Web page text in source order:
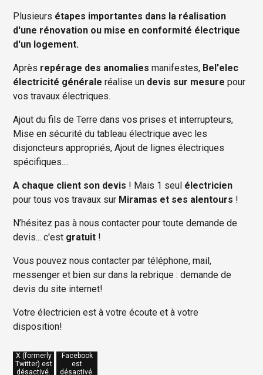
Plusieurs étapes importantes dans la réalisation
d'une rénovation ou mise en conformité électrique
d'un logement.
Après repérage des anomalies manifestes, Bel'elec
électricité générale réalise un devis sur mesure pour
vos travaux électriques.
Ajout du fils de Terre dans vos prises et interrupteurs,
Mise en sécurité du tableau électrique avec les
disjoncteurs appropriés, Ajout de lignes électriques
spécifiques....
A chaque client son devis ! Mais 1 seul électricien
pour tous vos travaux sur Miramas et ses alentours !
N’hésitez pas à nous contacter pour toute demande de
devis... c'est gratuit !
Vous pouvez nous contacter par téléphone, mail,
messenger et bien sur dans la rebrique : demande de
devis du site internet!
Votre électricien est à votre écoute et à votre
disposition!
X (formerly
Twitter) est
désactivé.
Facebook
est
désactivé.